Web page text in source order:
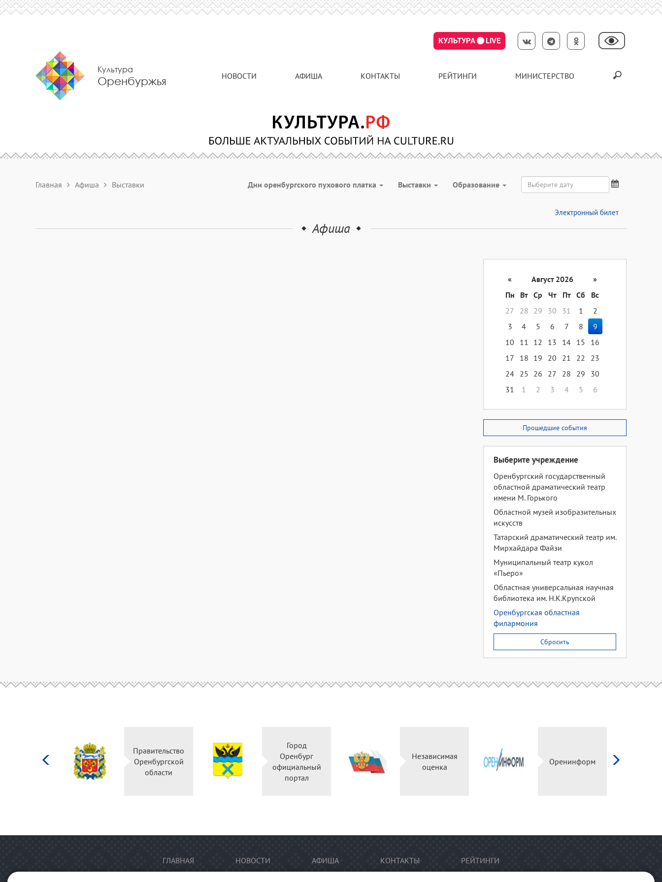
КУЛЬТУРА LIVE
Культура
Оренбуржья НОВОСТИ АФИША КОНТАКТЫ РЕЙТИНГИ МИНИСТЕРСТВО
Главная Афиша Выставки Дни оренбургского пухового платка Выставки Образование
Электронный билет
Афиша
« Август 2026
»
Пн
Вт Ср Чт Пт Сб
Вс
27
28 29 30 31 1
2
3
4 5 6 7 8
9
10
11 12 13 14 15
16
17
18 19 20 21 22
23
24 25 26 27 28 29
30
31
1 2 3 4 5 6
Прошедшие события
Выберите учреждение
Оренбургский государственный
областной драматический театр
имени М. Горького
Областной музей изобразительных
искусств
Татарский драматический театр им.
Мирхайдара Файзи
Муниципальный театр кукол
«Пьеро»
Областная универсальная научная
библиотека им. Н.К.Крупской
Оренбургская областная
филармония
Сбросить
Правительство
Оренбургской
области
Город
Оренбург
официальный
портал
Независимая
оценка
Оренинформ
ГЛАВНАЯ НОВОСТИ АФИША КОНТАКТЫ РЕЙТИНГИ